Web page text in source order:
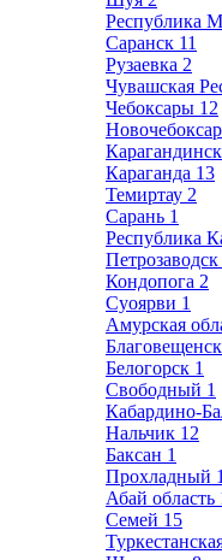
Республика
Саранск 11
Рузаевка 2
Чувашская
Чебоксары 12
Караганда 13
Темиртау 2
Сарань 1
Республика
Петрозаводск
Кондопога 2
Суоярви 1
Амурская
Благовещенск
Белогорск 1
Свободный 1
Кабардино-
Нальчик 12
Баксан 1
Прохладный 1
Абай область
Семей 15